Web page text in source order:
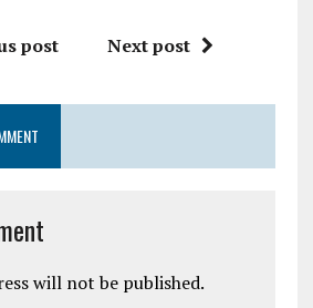
post Next post
will not be published.